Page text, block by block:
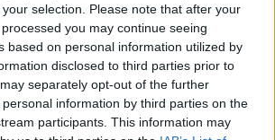
selection. Please note that after your
you may continue seeing
based on personal information utilized by
disclosed to third parties prior to
separately opt-out of the further
information by third parties on the
participants. This information may
297. členu Kazenskega zakonika je
odgovoren za javno spodbujanje
nestrpnosti. Komentarji z žaljivimi,
ali nezakonitimi vsebinami bodo
komentiranja →